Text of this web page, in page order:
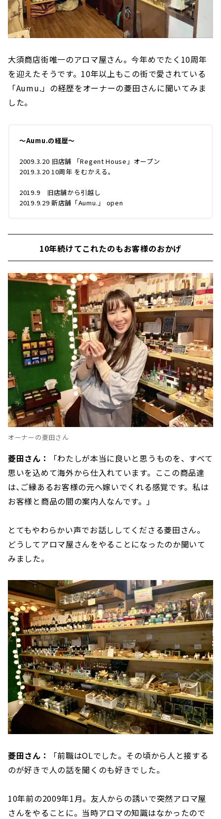
大須商店街唯一のアロマ屋さん。今年めでたく10周年
を迎えたそうです。10年以上もこの街で愛されている
「Aumu.」の経歴をオーナーの菱田さんに聞いてみま
した。
〜Aumu.の経歴〜
2009.3.20 旧店舗 「Regent House」オープン
2019.3.20 10周年 をむかえる。
2019.9 旧店舗から引越し
2019.9.29 新店舗「Aumu.」 open
10年続けてこれたのもお客様のおかげ
オーナーの菱田さん
菱田さん：
「わたしが本当に良いと思うものを、すべて
思いを込めて海外から仕入れています。ここの商品達
は､ご縁あるお客様の元へ嫁いでくれる感覚です。私は
お客様と商品の間の案内人なんです。」
とてもやわらかい声でお話ししてくださる菱田さん。
どうしてアロマ屋さんをやることになったのか聞いて
みました。
菱田さん：
「前職はOLでした。その頃から人と接する
のが好きで人の話を聞くのも好きでした。
10年前の2009年1月。友人からの誘いで突然アロマ屋
さんをやることに。当時アロマの知識はなかったので